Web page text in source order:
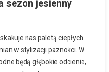
sezon jesienny
nas paletą ciepłych
w stylizacji paznokci. W
będą głębokie odcienie,